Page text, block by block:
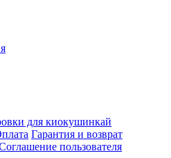
Гарантия и возврат
пользователя